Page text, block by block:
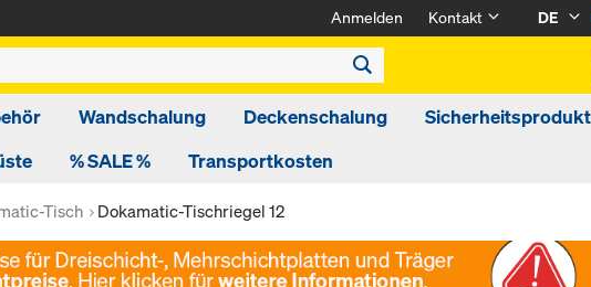
Anmelden Kontakt
DE
Wandschalung Deckenschalung
% SALE % Transportkosten
Tisch Dokamatic-Tischriegel 12